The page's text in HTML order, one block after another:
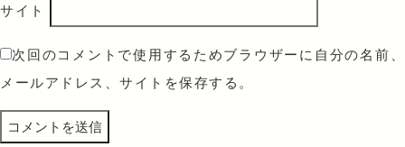
サイト
次回のコメントで使用するためブラウザーに自分の名前、
メールアドレス、サイトを保存する。